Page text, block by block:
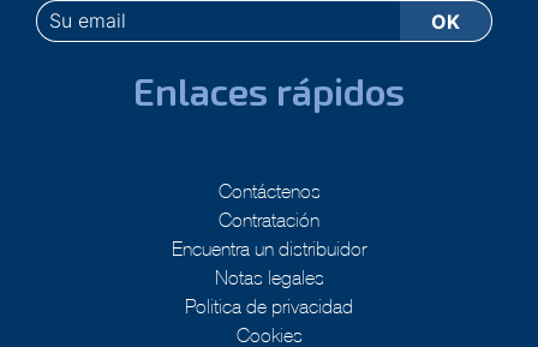
Enlaces rápidos
Contáctenos
Contratación
Encuentra un distribuidor
Notas legales
Politica de privacidad
Cookies